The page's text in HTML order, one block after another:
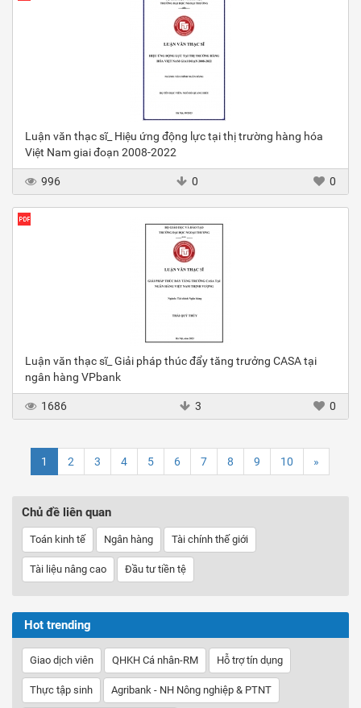
Luận văn thạc sĩ_ Hiệu ứng động lực tại thị trường hàng hóa
Việt Nam giai đoạn 2008-2022
996 0 0
Luận văn thạc sĩ_ Giải pháp thúc đẩy tăng trưởng CASA tại
ngân hàng VPbank
1686 3 0
1 2 3 4 5 6 7 8 9 10 »
Chủ đề liên quan
Toán kinh tế Ngân hàng Tài chính thế giới
Tài liệu nâng cao Đầu tư tiền tệ
Hot trending
Giao dịch viên QHKH Cá nhân-RM Hỗ trợ tín dụng
Thực tập sinh Agribank - NH Nông nghiệp & PTNT